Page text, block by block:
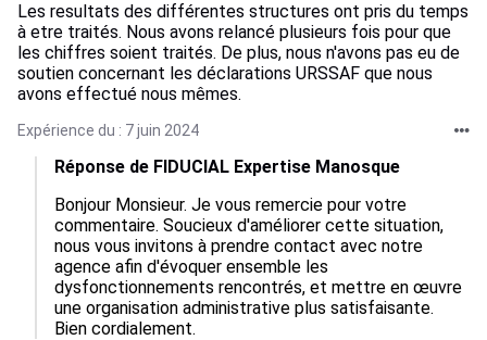
Les resultats des différentes structures ont pris du temps
à etre traités. Nous avons relancé plusieurs fois pour que
les chiffres soient traités. De plus, nous n'avons pas eu de
soutien concernant les déclarations URSSAF que nous
avons effectué nous mêmes.
Expérience du : 7 juin 2024
Réponse de FIDUCIAL Expertise Manosque
Bonjour Monsieur. Je vous remercie pour votre
commentaire. Soucieux d'améliorer cette situation,
nous vous invitons à prendre contact avec notre
agence afin d'évoquer ensemble les
dysfonctionnements rencontrés, et mettre en œuvre
une organisation administrative plus satisfaisante.
Bien cordialement.